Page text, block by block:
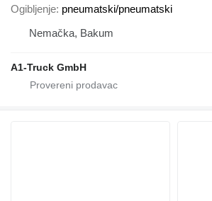
Ogibljenje pneumatski/pneumatski
Nemačka, Bakum
A1-Truck GmbH